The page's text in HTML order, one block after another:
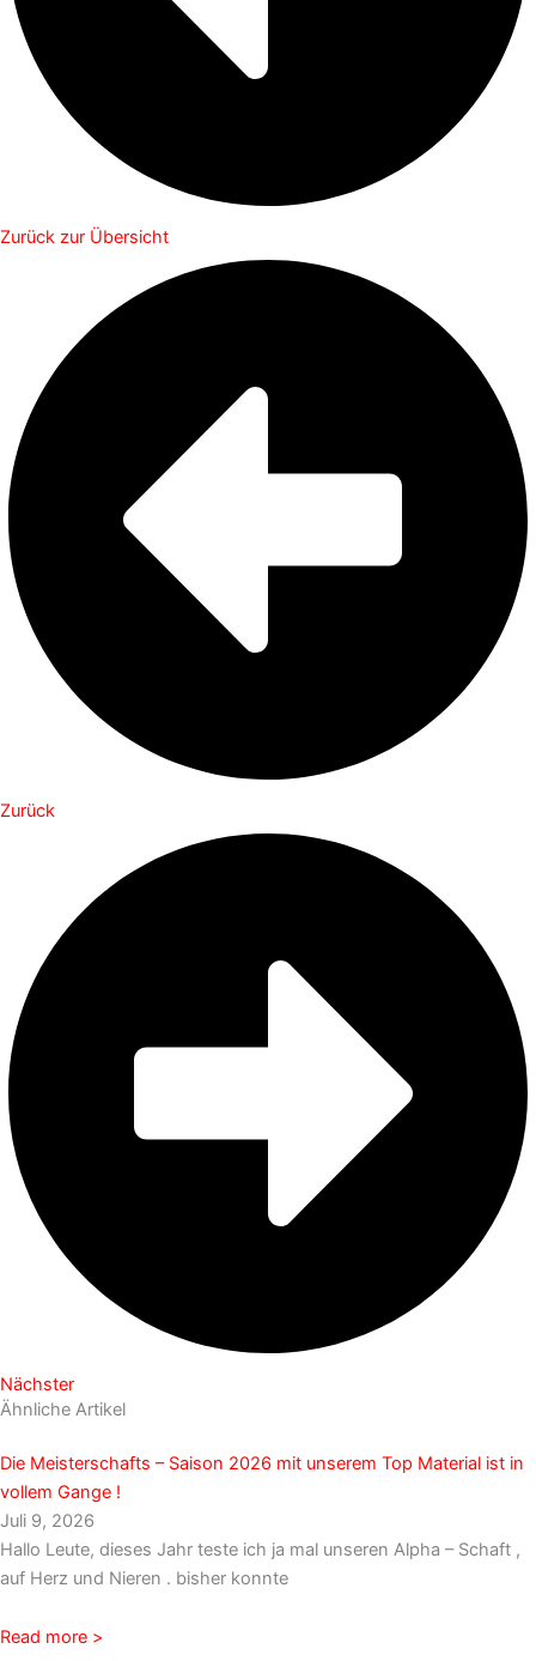
Zurück zur Übersicht
Zurück
Nächster
Ähnliche Artikel
Die Meisterschafts – Saison 2026 mit unserem Top Material ist in
vollem Gange !
Juli 9, 2026
Hallo Leute, dieses Jahr teste ich ja mal unseren Alpha – Schaft ,
auf Herz und Nieren . bisher konnte
Read more >